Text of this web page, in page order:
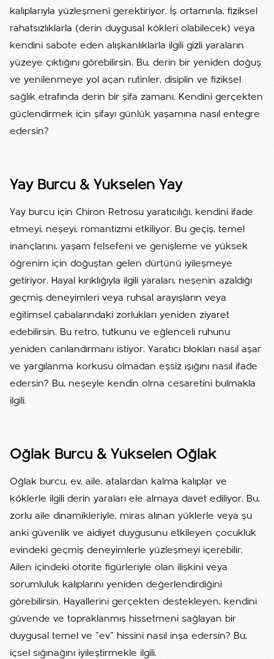
kalıplarıyla yüzleşmeni gerektiriyor. İş ortamınla, fiziksel
rahatsızlıklarla (derin duygusal kökleri olabilecek) veya
kendini sabote eden alışkanlıklarla ilgili gizli yaraların
yüzeye çıktığını görebilirsin. Bu, derin bir yeniden doğuş
ve yenilenmeye yol açan rutinler, disiplin ve fiziksel
sağlık etrafında derin bir şifa zamanı. Kendini gerçekten
güçlendirmek için şifayı günlük yaşamına nasıl entegre
edersin?
Yay Burcu & Yükselen Yay
Yay burcu için Chiron Retrosu yaratıcılığı, kendini ifade
etmeyi, neşeyi, romantizmi etkiliyor. Bu geçiş, temel
inançlarını, yaşam felsefeni ve genişleme ve yüksek
öğrenim için doğuştan gelen dürtünü iyileşmeye
getiriyor. Hayal kırıklığıyla ilgili yaraları, neşenin azaldığı
geçmiş deneyimleri veya ruhsal arayışların veya
eğitimsel çabalarındaki zorlukları yeniden ziyaret
edebilirsin. Bu retro, tutkunu ve eğlenceli ruhunu
yeniden canlandırmanı istiyor. Yaratıcı blokları nasıl aşar
ve yargılanma korkusu olmadan eşsiz ışığını nasıl ifade
edersin? Bu, neşeyle kendin olma cesaretini bulmakla
ilgili.
Oğlak Burcu & Yükselen Oğlak
Oğlak burcu, ev, aile, atalardan kalma kalıplar ve
köklerle ilgili derin yaraları ele almaya davet ediliyor. Bu,
zorlu aile dinamikleriyle, miras alınan yüklerle veya şu
anki güvenlik ve aidiyet duygusunu etkileyen çocukluk
evindeki geçmiş deneyimlerle yüzleşmeyi içerebilir.
Ailen içindeki otorite figürleriyle olan ilişkini veya
sorumluluk kalıplarını yeniden değerlendirdiğini
görebilirsin. Hayallerini gerçekten destekleyen, kendini
güvende ve topraklanmış hissetmeni sağlayan bir
duygusal temel ve "ev" hissini nasıl inşa edersin? Bu,
içsel sığınağını iyileştirmekle ilgili.